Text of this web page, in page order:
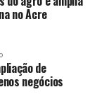
no Acre
de
negócios